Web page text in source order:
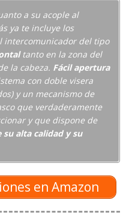
a su acople al
ya te incluye los
intercomunicador del tipo
tanto en la zona del
la cabeza. Fácil apertura
con doble visera
y un mecanismo de
que verdaderamente
y que dispone de
alta calidad y su
en Amazon